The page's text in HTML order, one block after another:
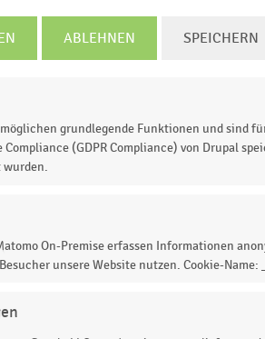
ABLEHNEN SPEICHERN
grundlegende Funktionen und sind
(GDPR Compliance) von Drupal
wurden.
On-Premise erfassen Informationen
unsere Website nutzen. Cookie-